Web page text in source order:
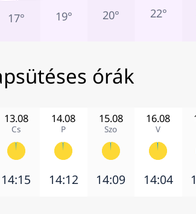
17° 19° 20° 22°
órák
13.08
Cs
14:15
14.08
P
14:12
15.08
Szo
14:09
16.08
V
14:04